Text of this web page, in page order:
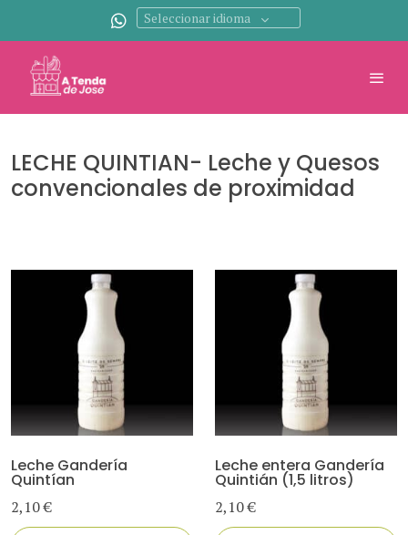
Seleccionar idioma
LECHE QUINTIAN- Leche y Quesos
convencionales de proximidad
Leche Gandería
Quintían
2,10 €
Leche entera Gandería
Quintián (1,5 litros)
2,10 €